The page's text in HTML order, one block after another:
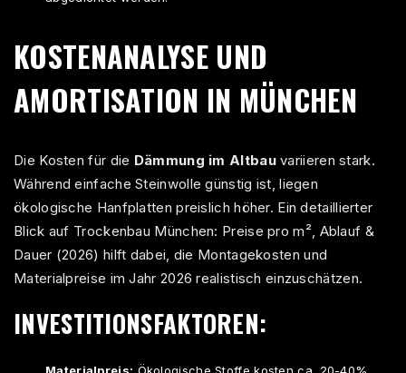
KOSTENANALYSE UND
AMORTISATION IN MÜNCHEN
Die Kosten für die Dämmung im Altbauvariieren stark.
Während einfache Steinwolle günstig ist, liegen
ökologische Hanfplatten preislich höher. Ein detaillierter
Blick auf Trockenbau München: Preise pro m², Ablauf &
Dauer (2026) hilft dabei, die Montagekosten und
Materialpreise im Jahr 2026 realistisch einzuschätzen.
INVESTITIONSFAKTOREN: